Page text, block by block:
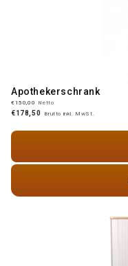
Apothekerschrank
€150,00 Netto
€178,50 Brutto inkl. MwSt.